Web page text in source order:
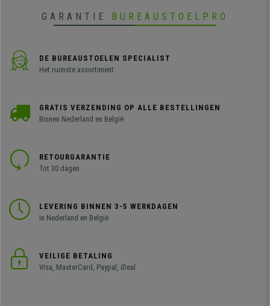
GARANTIE BUREAUSTOELPRO
DE BUREAUSTOELEN SPECIALIST
Het ruimste assortiment
GRATIS VERZENDING OP ALLE BESTELLINGEN
Binnen Nederland en België
RETOURGARANTIE
Tot 30 dagen
LEVERING BINNEN 3-5 WERKDAGEN
in Nederland en België
VEILIGE BETALING
Visa, MasterCard, Paypal, iDeal